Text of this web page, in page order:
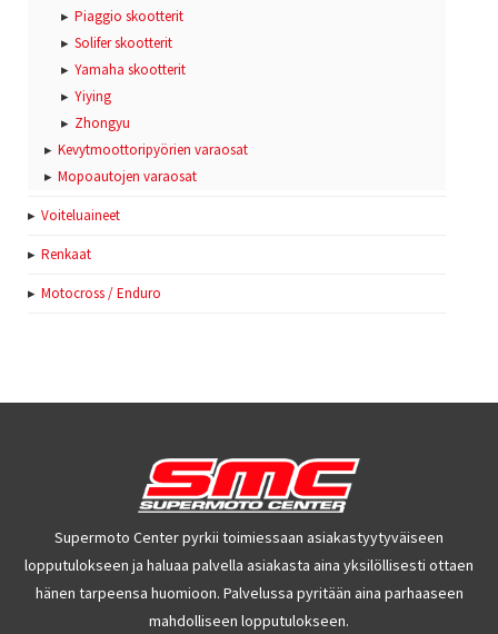
Piaggio skootterit
Solifer skootterit
Yamaha skootterit
Yiying
Zhongyu
Kevytmoottoripyörien varaosat
Mopoautojen varaosat
Voiteluaineet
Renkaat
Motocross / Enduro
Supermoto Center pyrkii toimiessaan asiakastyytyväiseen
lopputulokseen ja haluaa palvella asiakasta aina yksilöllisesti ottaen
hänen tarpeensa huomioon. Palvelussa pyritään aina parhaaseen
mahdolliseen lopputulokseen.